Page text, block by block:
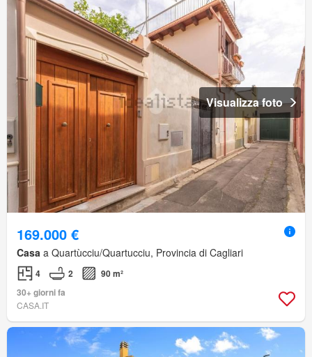
Visualizza foto
169.000 €
Casa a Quartùcciu/Quartucciu, Provincia di Cagliari
4 2
90 m²
30+ giorni fa
CASA.IT